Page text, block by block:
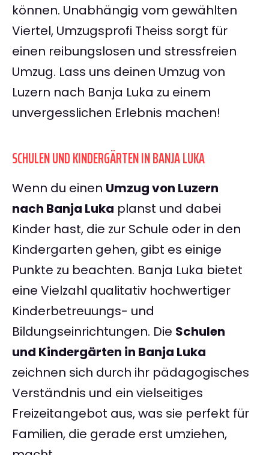
können. Unabhängig vom gewählten
Viertel, Umzugsprofi Theiss sorgt für
einen reibungslosen und stressfreien
Umzug. Lass uns deinen Umzug von
Luzern nach Banja Luka zu einem
unvergesslichen Erlebnis machen!
SCHULEN UND KINDERGÄRTEN IN BANJA LUKA
Wenn du einen Umzug von Luzern
nach Banja Luka planst und dabei
Kinder hast, die zur Schule oder in den
Kindergarten gehen, gibt es einige
Punkte zu beachten. Banja Luka bietet
eine Vielzahl qualitativ hochwertiger
Kinderbetreuungs- und
Bildungseinrichtungen. Die Schulen
und Kindergärten in Banja Luka
zeichnen sich durch ihr pädagogisches
Verständnis und ein vielseitiges
Freizeitangebot aus, was sie perfekt für
Familien, die gerade erst umziehen,